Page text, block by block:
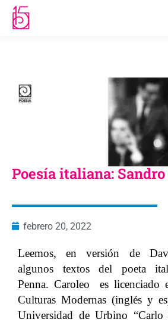
Poesía italiana:
febrero 20, 2022
Leemos, en versión de
algunos textos del poeta
Penna. Caroleo es licenciado
Culturas Modernas (inglés y
Universidad de Urbino “Carlo